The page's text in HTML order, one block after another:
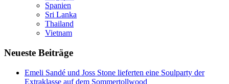
Spanien
Sri Lanka
Thailand
Vietnam
Neueste Beiträge
Emeli Sandé und Joss Stone lieferten eine Soulparty der
Extraklasse auf dem Sommertollwood